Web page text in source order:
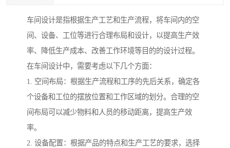
车间设计是指根据生产工艺和生产流程，将车间内的空
间、设备、工位等进行合理布局和设计，以提高生产效
率、降低生产成本、改善工作环境等目的的设计过程。
在车间设计中，需要考虑以下几个方面：
1. 空间布局：根据生产流程和工序的先后关系，确定各
个设备和工位的摆放位置和工作区域的划分。合理的空
间布局可以减少物料和人员的移动距离，提高生产效
率。
2. 设备配置：根据产品的特点和生产工艺的要求，选择